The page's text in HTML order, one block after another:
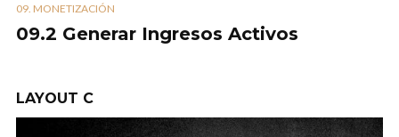
09. MONETIZACIÓN
09.2 Generar Ingresos Activos
LAYOUT C